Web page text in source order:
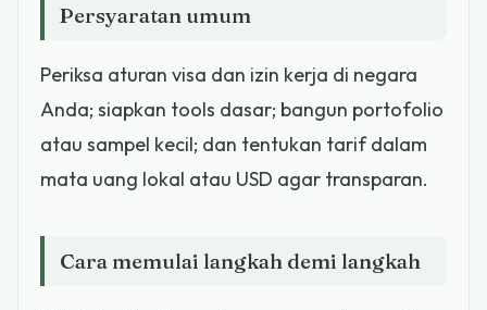
Persyaratan umum
Periksa aturan visa dan izin kerja di negara
Anda; siapkan tools dasar; bangun portofolio
atau sampel kecil; dan tentukan tarif dalam
mata uang lokal atau USD agar transparan.
Cara memulai langkah demi langkah